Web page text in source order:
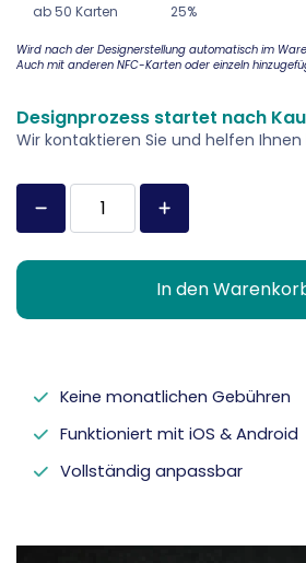
ab 50 Karten 25%
Wird nach der Designerstellung automatisch im
Auch mit anderen NFC-Karten oder einzeln
Designprozess startet nach
Wir kontaktieren Sie und helfen
In den
Keine monatlichen Gebühren
Funktioniert mit iOS & Android
Vollständig anpassbar